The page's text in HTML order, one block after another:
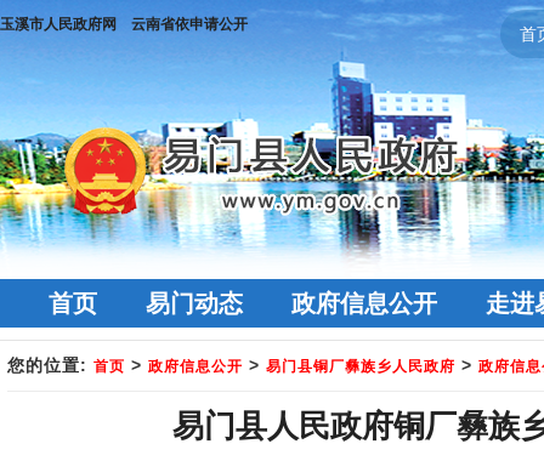
首
玉溪市人民政府网 云南省依申请公开
首页 易门动态 政府信息公开 走进
您的位置: 首页 > 政府信息公开 > 易门县铜厂彝族乡人民政府 > 政府信
易门县人民政府铜厂彝族